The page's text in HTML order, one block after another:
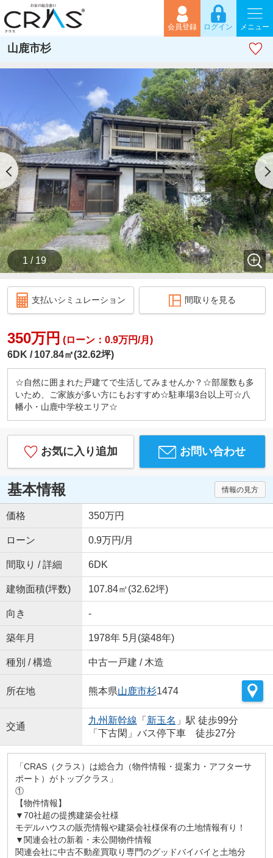
会員登録 ログイン メニュー
山鹿市杉
1 / 19
支払いシミュレーション 間取りを見る
350万円 (ローン：0.9万円/月)
6DK
107.84㎡(32.62坪)
☆自然に囲まれた戸建てで生活してみませんか？☆部屋数も多
いため、ご家族が多い方にもおすすめ☆駐車場3台以上可☆八
幡小・山鹿中学校エリア☆
お気に入り追加 お問い合わせ
基本情報 情報の見方
価格 350万円
ローン 0.9万円/月
間取り / 詳細 6DK
建物面積(坪数) 107.84㎡(32.62坪)
向き -
築年月 1978年 5月(築48年)
種別 / 構造 中古一戸建 / 木造
所在地 熊本県山鹿市杉1474
交通
九州新幹線 「 新玉名 」駅 徒歩99分
「下古閑」バス停下車 徒歩27分
「CRAS（クラス）は総合力（物件情報・提案力・アフターサ
ポート）がトップクラス」
①
【物件情報】
▼70社超の提携建築会社様
モデルハウスの販売情報や建築会社様保有の土地情報有り！
▼関連会社の新着・未公開物件情報
関連会社に中古不動産買取り専門のグッドバイバイと土地分